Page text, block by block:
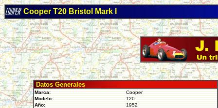
Cooper T20 Bristol Mark I
Datos Generales
Marca:
Cooper
Modelo:
T20
Año:
1952